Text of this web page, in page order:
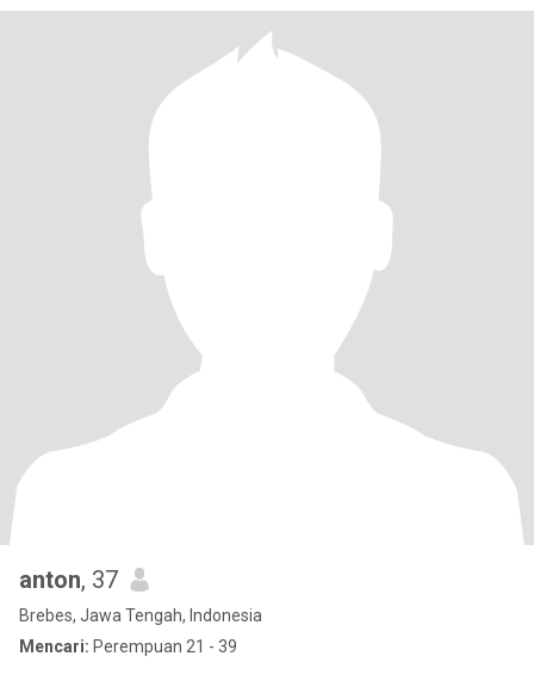
anton, 37
Brebes, Jawa Tengah, Indonesia
Mencari: Perempuan 21 - 39